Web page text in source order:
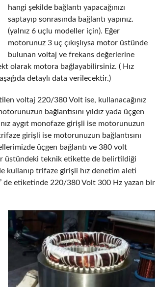
hangi şekilde bağlantı yapacağınızı
saptayıp sonrasında bağlantı yapınız.
(yalnız 6 uçlu modeller için). Eğer
motorunuz 3 uç çıkışlıysa motor üstünde
bulunan voltaj ve frekans değerlerine
olarak motora bağlayabilirsiniz. ( Hız
detaylı data verilecektir.)
voltaj 220/380 Volt ise, kullanacağınız
bağlantısını yıldız yada üçgen
aygıt monofaze girişli ise motorunuzun
girişli ise motorunuzun bağlantısını
üçgen bağlantı ve 380 volt
üstündeki teknik etikette de belirtildiği
kullanıp trifaze girişli hız denetim aleti
de etiketinde 220/380 Volt 300 Hz yazan bir